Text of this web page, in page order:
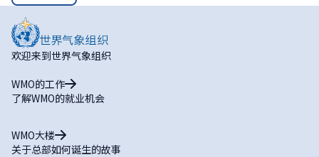
欢迎来到世界气象组织
WMO的工作
了解WMO的就业机会
WMO大楼
关于总部如何诞生的故事